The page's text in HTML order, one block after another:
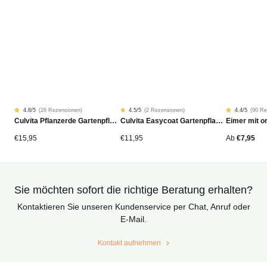
Rated
4.77
von
26
Kundenstimmen
4.8/5 (26 Rezensionen)
Culvita Pflanzerde Gartenpflanzen, Bäume & Hecken BIO 40L
€15,95
Rated
4.5
von
2
Kundenstimmen
4.5/5 (2 Rezensionen)
Culvita Easycoat Gartenpflanzendünger (Langzeitwirkung)
€11,95
Rated
4.42
von
90
4.4/5 (90
Ab €7,95
Sie möchten sofort die richtige Beratung erhalten?
Kontaktieren Sie unseren Kundenservice per Chat, Anruf oder
E-Mail.
Kontakt aufnehmen